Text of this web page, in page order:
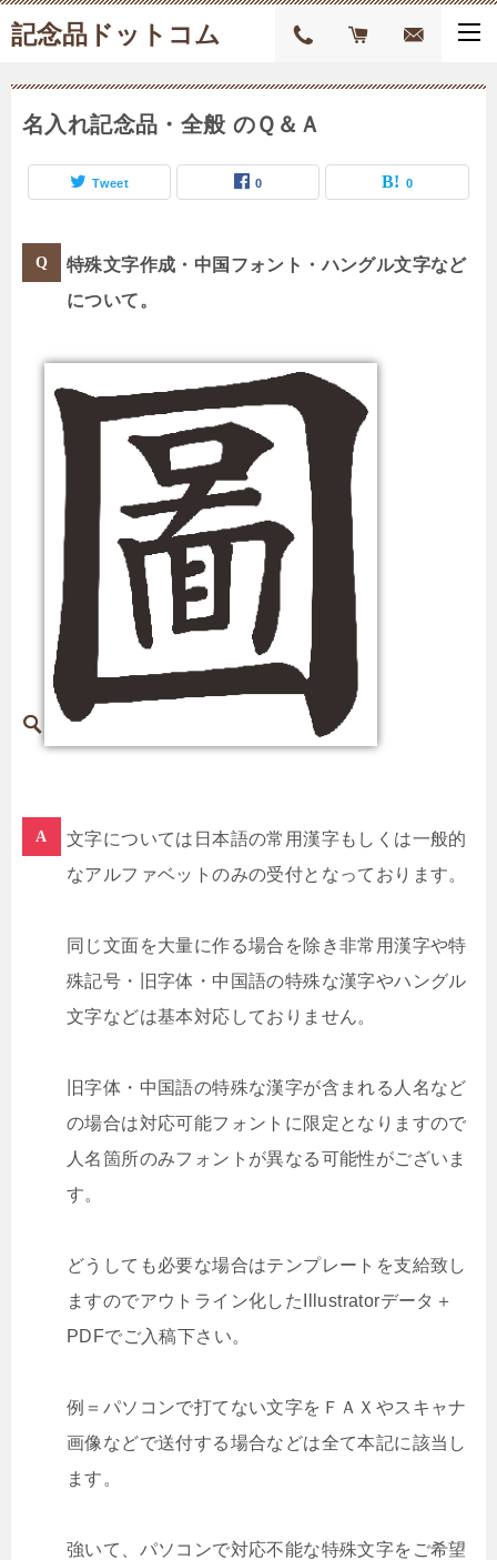
記念品ドットコム
名入れ記念品・全般 のＱ＆Ａ
Tweet 0 0
特殊文字作成・中国フォント・ハングル文字など
について。
文字については日本語の常用漢字もしくは一般的
なアルファベットのみの受付となっております。
同じ文面を大量に作る場合を除き非常用漢字や特
殊記号・旧字体・中国語の特殊な漢字やハングル
文字などは基本対応しておりません。
旧字体・中国語の特殊な漢字が含まれる人名など
の場合は対応可能フォントに限定となりますので
人名箇所のみフォントが異なる可能性がございま
す。
どうしても必要な場合はテンプレートを支給致し
ますのでアウトライン化したIllustratorデータ＋
PDFでご入稿下さい。
例＝パソコンで打てない文字をＦＡＸやスキャナ
画像などで送付する場合などは全て本記に該当し
ます。
強いて、パソコンで対応不能な特殊文字をご希望